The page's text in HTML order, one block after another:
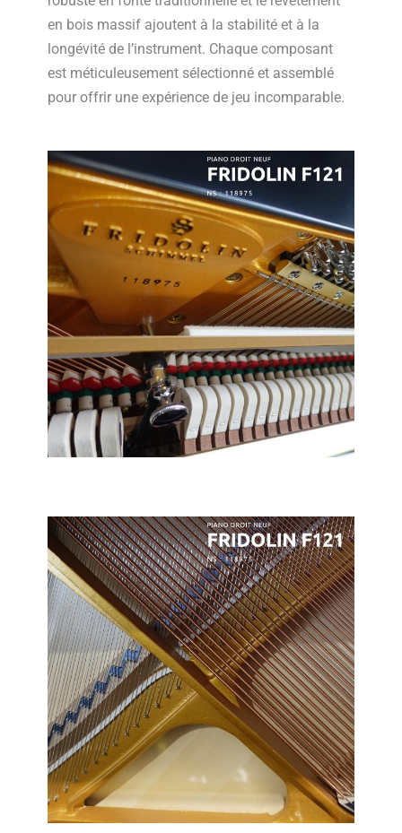
en bois massif ajoutent à la stabilité et à la
longévité de l’instrument. Chaque composant
est méticuleusement sélectionné et assemblé
pour offrir une expérience de jeu incomparable.